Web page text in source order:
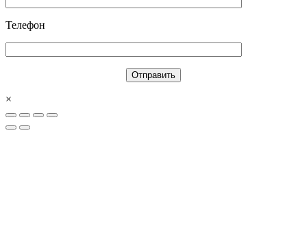
Телефон
×